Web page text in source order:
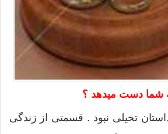
دست میدهد ؟
تخیلی نبود . قسمتی از زندگی